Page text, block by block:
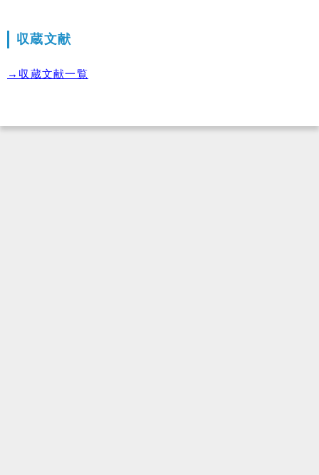
収蔵文献
→収蔵文献一覧